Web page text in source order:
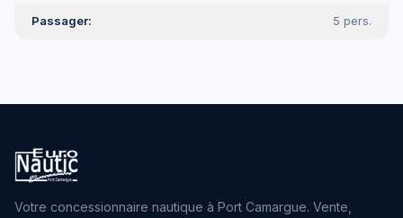
Passager 5 pers.
Votre concessionnaire nautique à Port Camargue. Vente,